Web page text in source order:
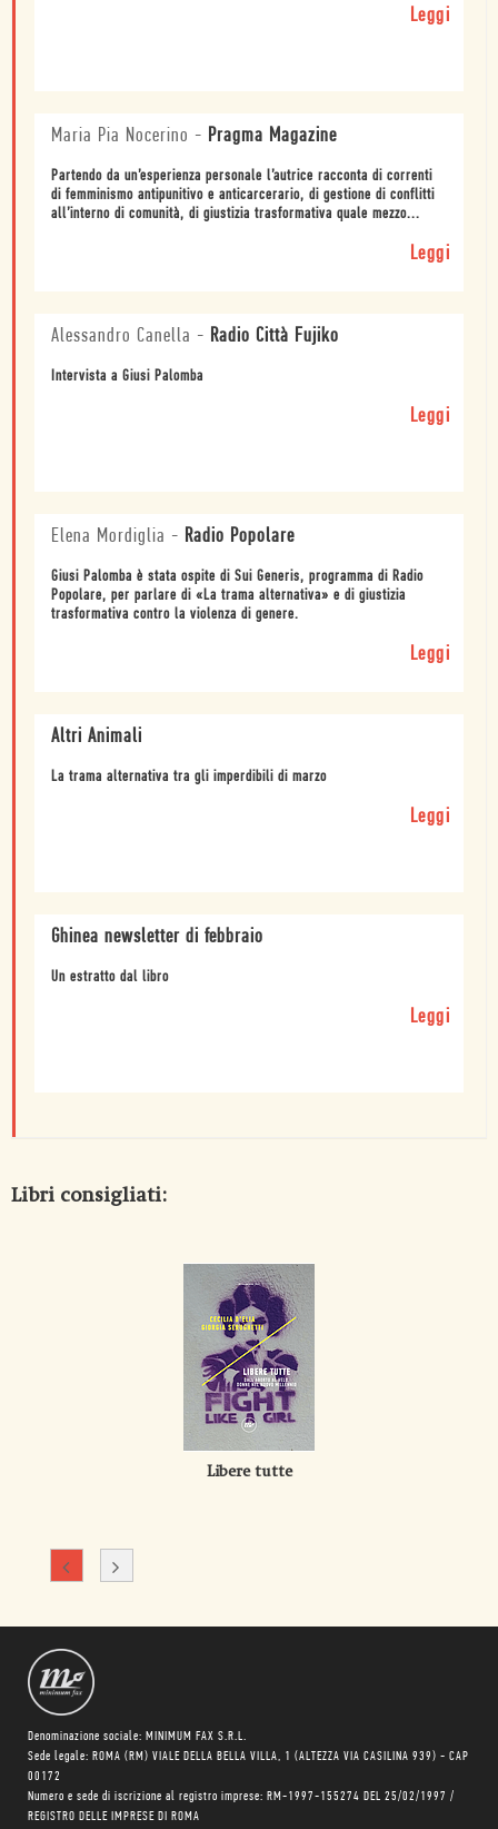
Leggi
Maria Pia Nocerino - Pragma Magazine
Partendo da un’esperienza personale l’autrice racconta di correnti
di femminismo antipunitivo e anticarcerario, di gestione di conflitti
all’interno di comunità, di giustizia trasformativa quale mezzo...
Leggi
Alessandro Canella - Radio Città Fujiko
Intervista a Giusi Palomba
Leggi
Elena Mordiglia - Radio Popolare
Giusi Palomba è stata ospite di Sui Generis, programma di Radio
Popolare, per parlare di «La trama alternativa» e di giustizia
trasformativa contro la violenza di genere.
Leggi
Altri Animali
La trama alternativa tra gli imperdibili di marzo
Leggi
Ghinea newsletter di febbraio
Un estratto dal libro
Leggi
Libri consigliati:
Libere tutte
Denominazione sociale: MINIMUM FAX S.R.L.
Sede legale: ROMA (RM) VIALE DELLA BELLA VILLA, 1 (ALTEZZA VIA CASILINA 939) - CAP
00172
Numero e sede di iscrizione al registro imprese: RM-1997-155274 DEL 25/02/1997 /
REGISTRO DELLE IMPRESE DI ROMA